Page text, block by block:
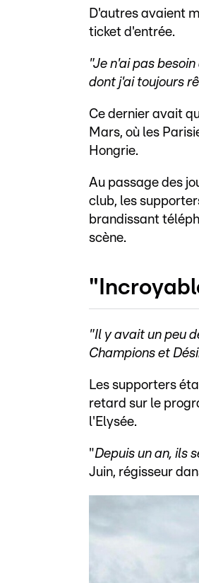
D'autres avaient
ticket d'entrée.
"Je n'ai pas
dont j'ai toujours
Ce dernier avait
Mars, où les
Hongrie.
Au passage des
club, les
brandissant
scène.
"Il y avait un peu
Champions et
Les supporters
retard sur le
l'Elysée.
"Depuis un an, ils
Juin, régisseur